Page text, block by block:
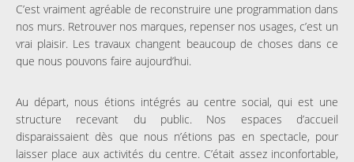
C’est vraiment agréable de reconstruire une programmation dans
nos murs. Retrouver nos marques, repenser nos usages, c’est un
vrai plaisir. Les travaux changent beaucoup de choses dans ce
que nous pouvons faire aujourd’hui.
Au départ, nous étions intégrés au centre social, qui est une
structure recevant du public. Nos espaces d’accueil
disparaissaient dès que nous n’étions pas en spectacle, pour
laisser place aux activités du centre. C’était assez inconfortable,